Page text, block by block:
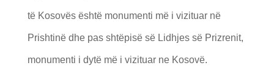
të Kosovës është monumenti më i vizituar në
Prishtinë dhe pas shtëpisë së Lidhjes së Prizrenit,
monumenti i dytë më i vizituar ne Kosovë.